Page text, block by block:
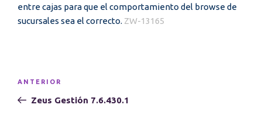
entre cajas para que el comportamiento del browse de
sucursales sea el correcto. ZW-13165
entradas
Entrada
anterior:
ANTERIOR
Zeus Gestión 7.6.430.1